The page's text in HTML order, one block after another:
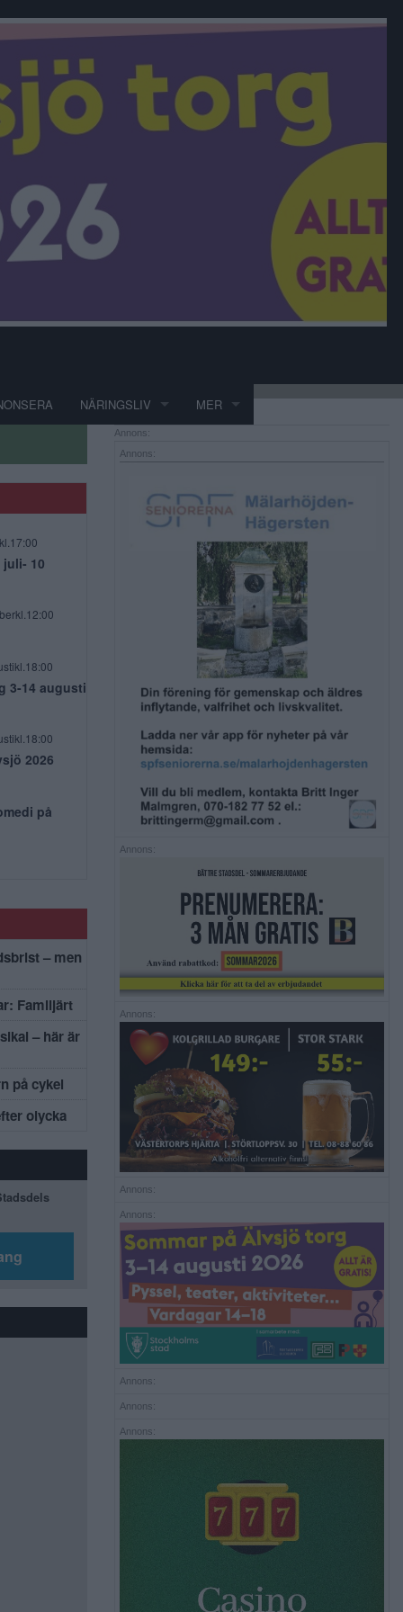
NÄRINGSLIV MER
juli- 10
3-14 augusti
2026
på
– men
Familjärt
– här är
på cykel
olycka
Annons:
Annons:
Annons:
Annons:
Annons:
Annons:
Annons:
Annons:
Annons: